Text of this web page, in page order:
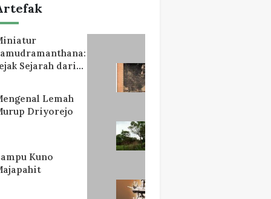
Sejarah dari
Lemah
Driyorejo
Kuno